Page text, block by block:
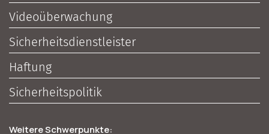
Videoüberwachung
Sicherheitsdienstleister
Haftung
Sicherheitspolitik
Weitere Schwerpunkte: